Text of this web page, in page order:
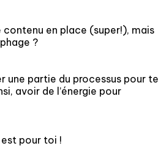
contenu en place (super!), mais
?
une partie du processus pour te
avoir de l’énergie pour
est pour toi !